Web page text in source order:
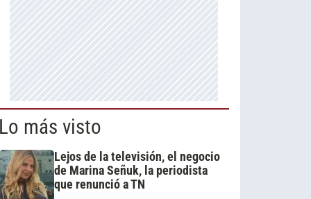
más visto
Lejos de la televisión, el negocio
de Marina Señuk, la periodista
que renunció a TN